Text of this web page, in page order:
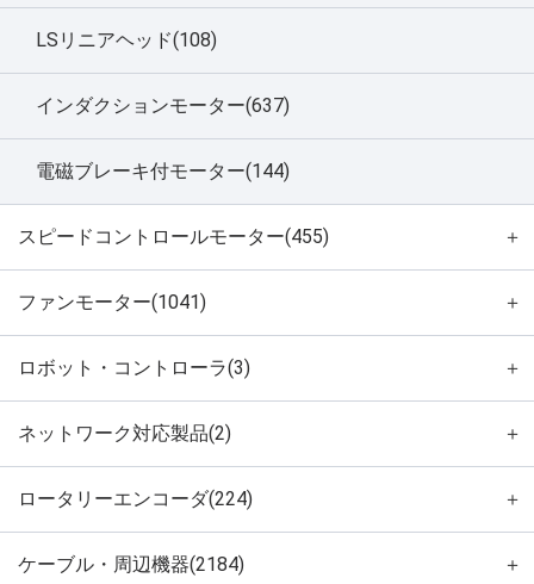
LSリニアヘッド(108)
インダクションモーター(637)
電磁ブレーキ付モーター(144)
スピードコントロールモーター(455) ＋
ファンモーター(1041) ＋
ロボット・コントローラ(3) ＋
ネットワーク対応製品(2) ＋
ロータリーエンコーダ(224) ＋
ケーブル・周辺機器(2184) ＋